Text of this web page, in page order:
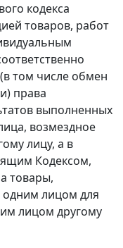
кодекса
товаров, работ
том числе обмен
права
выполненных
возмездное
лицу, а в
Кодексом,
товары,
одним лицом для
лицом другому